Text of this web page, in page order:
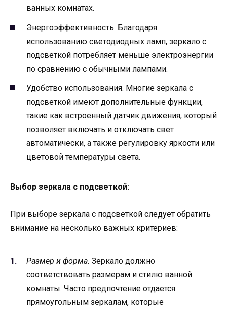
ванных комнатах.
Энергоэффективность. Благодаря
использованию светодиодных ламп, зеркало с
подсветкой потребляет меньше электроэнергии
по сравнению с обычными лампами.
Удобство использования. Многие зеркала с
подсветкой имеют дополнительные функции,
такие как встроенный датчик движения, который
позволяет включать и отключать свет
автоматически, а также регулировку яркости или
цветовой температуры света.
Выбор зеркала с подсветкой:
При выборе зеркала с подсветкой следует обратить
внимание на несколько важных критериев:
Размер и форма. Зеркало должно
соответствовать размерам и стилю ванной
комнаты. Часто предпочтение отдается
прямоугольным зеркалам, которые